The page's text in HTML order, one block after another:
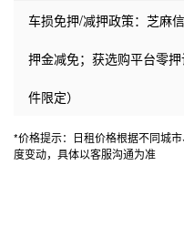
车损免押/减押政策：芝麻
押金减免；获选购平台零
件限定）
*价格提示：日租价格根据不同城
度变动，具体以客服沟通为准